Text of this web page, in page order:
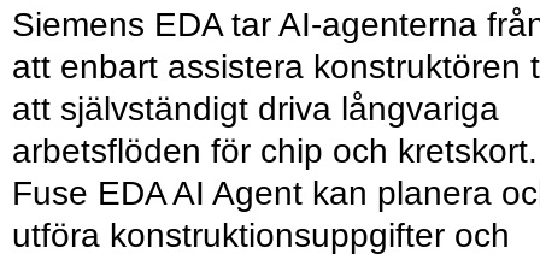
Siemens EDA tar AI-agenterna
att enbart assistera konstruktören
att självständigt driva långvariga
arbetsflöden för chip och kretskort.
Fuse EDA AI Agent kan planera
utföra konstruktionsuppgifter och